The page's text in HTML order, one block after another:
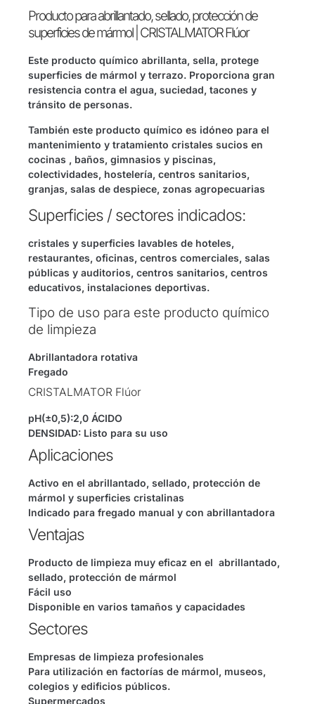
Producto para abrillantado, sellado, protección de
superficies de mármol | CRISTALMATOR Flúor
Este producto químico abrillanta, sella, protege
superficies de mármol y terrazo. Proporciona gran
resistencia contra el agua, suciedad, tacones y
tránsito de personas.
También este producto químico es idóneo para el
mantenimiento y tratamiento cristales sucios en
cocinas , baños, gimnasios y piscinas,
colectividades, hostelería, centros sanitarios,
granjas, salas de despiece, zonas agropecuarias
Superficies / sectores indicados:
cristales y superficies lavables de hoteles,
restaurantes, oficinas, centros comerciales, salas
públicas y auditorios, centros sanitarios, centros
educativos, instalaciones deportivas.
Tipo de uso para este producto químico
de limpieza
Abrillantadora rotativa
Fregado
CRISTALMATOR Flúor
pH(±0,5):2,0 ÁCIDO
DENSIDAD: Listo para su uso
Aplicaciones
Activo en el abrillantado, sellado, protección de
mármol y superficies cristalinas
Indicado para fregado manual y con abrillantadora
Ventajas
Producto de limpieza muy eficaz en el abrillantado,
sellado, protección de mármol
Fácil uso
Disponible en varios tamaños y capacidades
Sectores
Empresas de limpieza profesionales
Para utilización en factorías de mármol, museos,
colegios y edificios públicos.
Supermercados